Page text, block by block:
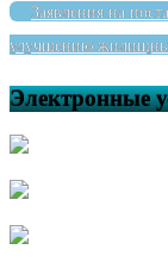
Заявления на
улучшению
Электронные